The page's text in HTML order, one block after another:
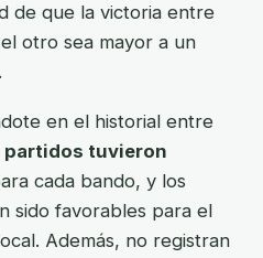
de que la victoria entre
otro sea mayor a un
en el historial entre
tuvieron
cada bando, y los
sido favorables para el
Además, no registran